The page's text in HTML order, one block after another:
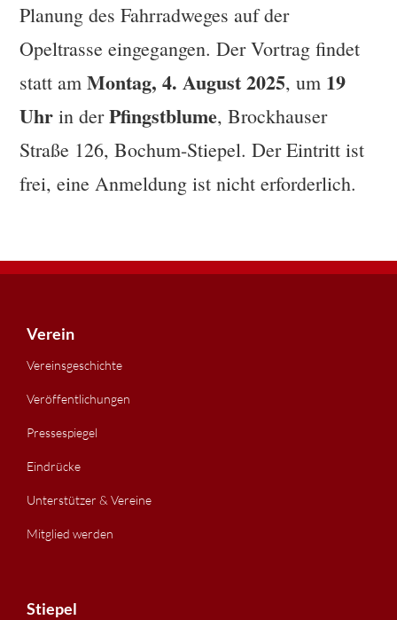
Planung des Fahrradweges auf der
Opeltrasse eingegangen. Der Vortrag findet
statt amMontag, 4. August 2025, um 19
Uhr in derPfingstblume, Brockhauser
Straße 126, Bochum-Stiepel. Der Eintritt ist
frei, eine Anmeldung ist nicht erforderlich.
Verein
Vereinsgeschichte
Veröffentlichungen
Pressespiegel
Eindrücke
Unterstützer & Vereine
Mitglied werden
Stiepel